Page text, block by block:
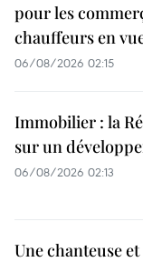
pour les
chauffeurs en
06/08/2026 02:15
Immobilier : la
sur un
06/08/2026 02:13
Une chanteuse